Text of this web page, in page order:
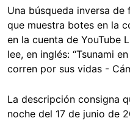
Una búsqueda inversa
que muestra botes en la
en la cuenta de YouTube
lee, en inglés: “Tsunami
corren por sus vidas -
La descripción consigna
noche del 17 de junio de